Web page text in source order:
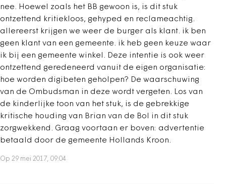
nee. Hoewel zoals het BB gewoon is, is dit stuk
ontzettend kritiekloos, gehyped en reclameachtig.
allereerst krijgen we weer de burger als klant. ik ben
geen klant van een gemeente. ik heb geen keuze waar
ik bij een gemeente winkel. Deze intentie is ook weer
ontzettend geredeneerd vanuit de eigen organisatie:
hoe worden digibeten geholpen? De waarschuwing
van de Ombudsman in deze wordt vergeten. Los van
de kinderlijke toon van het stuk, is de gebrekkige
kritische houding van Brian van de Bol in dit stuk
zorgwekkend. Graag voortaan er boven: advertentie
betaald door de gemeente Hollands Kroon.
Op 29 mei 2017, 09:04